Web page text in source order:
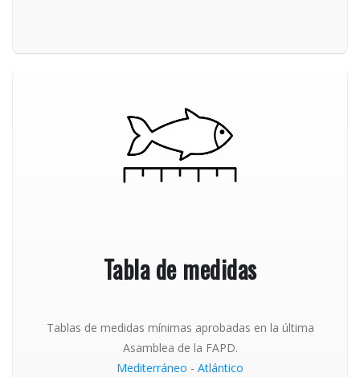
Tabla de medidas
Tablas de medidas mínimas aprobadas en la última
Asamblea de la FAPD.
Mediterráneo - Atlántico